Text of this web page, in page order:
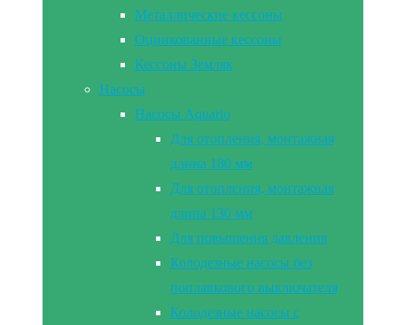
Металлические кессоны
Оцинкованные кессоны
Кессоны Земляк
Насосы
Насосы Aquario
Для отопления, монтажная
длина 180 мм
Для отопления, монтажная
длина 130 мм
Для повышения давления
Колодезные насосы без
поплавкового выключателя
Колодезные насосы с